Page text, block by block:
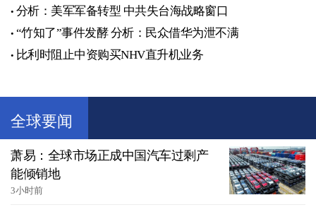
分析：美军军备转型 中共失台海战略窗口
“竹知了”事件发酵 分析：民众借华为泄不满
比利时阻止中资购买NHV直升机业务
全球要闻
萧易：全球市场正成中国汽车过剩产
能倾销地
3小时前